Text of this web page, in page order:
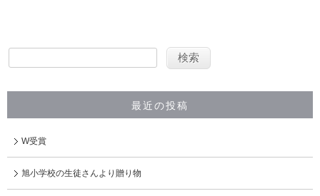
最近の投稿
W受賞
旭小学校の生徒さんより贈り物